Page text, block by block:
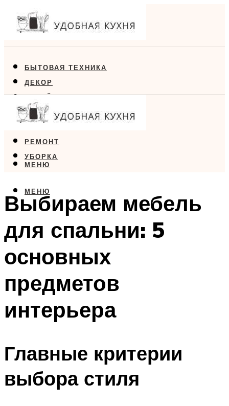
БЫТОВАЯ ТЕХНИКА
ДЕКОР
ДИЗАЙН
ЕДА
РЕМОНТ
УБОРКА
МЕНЮ
МЕНЮ
Выбираем мебель
для спальни: 5
основных
предметов
интерьера
Главные критерии
выбора стиля